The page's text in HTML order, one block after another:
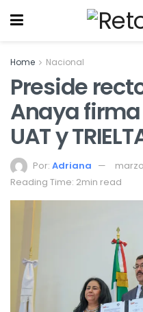
Home Nacional
Preside
Anaya
UAT y
Por: Adriana
Reading Time: 2min read